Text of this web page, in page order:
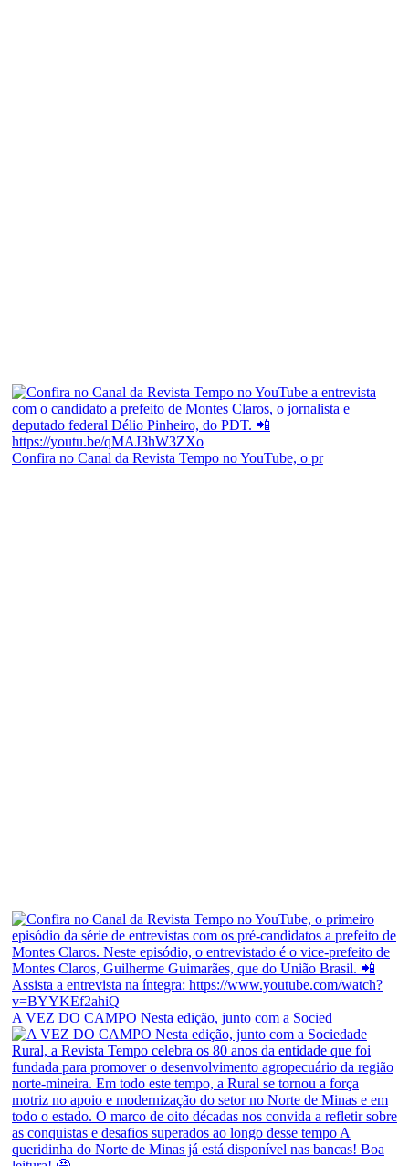
Confira no Canal da Revista Tempo no YouTube, o pr
A VEZ DO CAMPO Nesta edição, junto com a Socied